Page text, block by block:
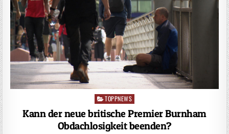
Posted
in
TOPPNEWS
Kann der neue britische Premier Burnham
Obdachlosigkeit beenden?